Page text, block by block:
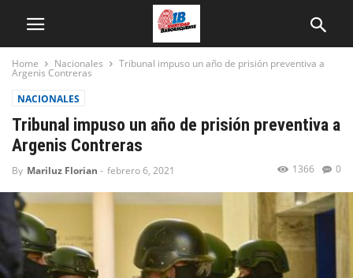
Home Nacionales Tribunal impuso un año de prisión preventiva a
Argenis Contreras
NACIONALES
Tribunal impuso un año de prisión preventiva a
Argenis Contreras
By Mariluz Florian - febrero 6, 2021 0
1366